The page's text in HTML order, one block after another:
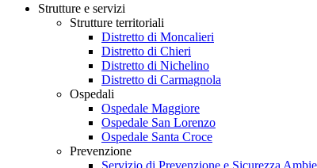
Strutture e servizi
Strutture territoriali
Distretto di Moncalieri
Distretto di Chieri
Distretto di Nichelino
Distretto di Carmagnola
Ospedali
Ospedale Maggiore
Ospedale San Lorenzo
Ospedale Santa Croce
Prevenzione
Servizio di Prevenzione e Sicurezza